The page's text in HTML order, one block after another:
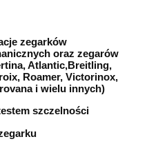
zegarków
oraz zegarów
Atlantic,Breitling,
Roamer, Victorinox,
i wielu innych)
szczelności